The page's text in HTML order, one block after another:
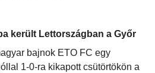
került Lettországban a Győr
bajnok ETO FC egy
1-0-ra kikapott csütörtökön a